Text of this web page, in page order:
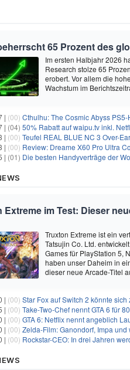
65 Prozent des
Im ersten Halbjahr 2026
Research stolze 65
erobert. Vor allem die
Wachstum im
| (00) Cthulhu: The Cosmic Abyss
| (04) 50% Rabatt auf waipu.tv inkl.
| (00) Teufel REAL BLUE NC 3 Over-
| (00) Review: Dreame X60 Pro Ultra Complete im
| (01) Die besten Handyverträge der
Extreme im Test: Dieser
Truxton Extreme ist ein
Tatsujin Co. Ltd.
Games für PlayStation 5,
haben unser Daheim in
dieser neue Arcade-Titel
| (00) Star Fox auf Switch 2 könnte
| (00) Take-Two-Chef nennt GTA 6 für
| (00) GTA 6: Netflix nennt angeblich
| (00) Zelda-Film: Ganondorf, Impa
| (00) Rockstar-CEO: In drei Jahren